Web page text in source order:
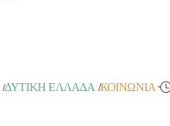
ΔΥΤΙΚΉ ΕΛΛΆΔΑ ΚΟΙΝΩΝΊΑ